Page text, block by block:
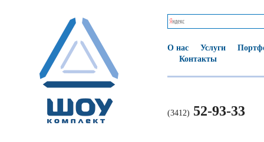
О нас Услуги
Контакты
(3412) 52-93-33